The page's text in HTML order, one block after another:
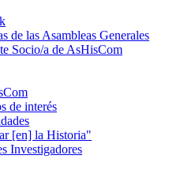
de las Asambleas Generales
Socio/a de AsHisCom
de interés
[en] la Historia"
Investigadores